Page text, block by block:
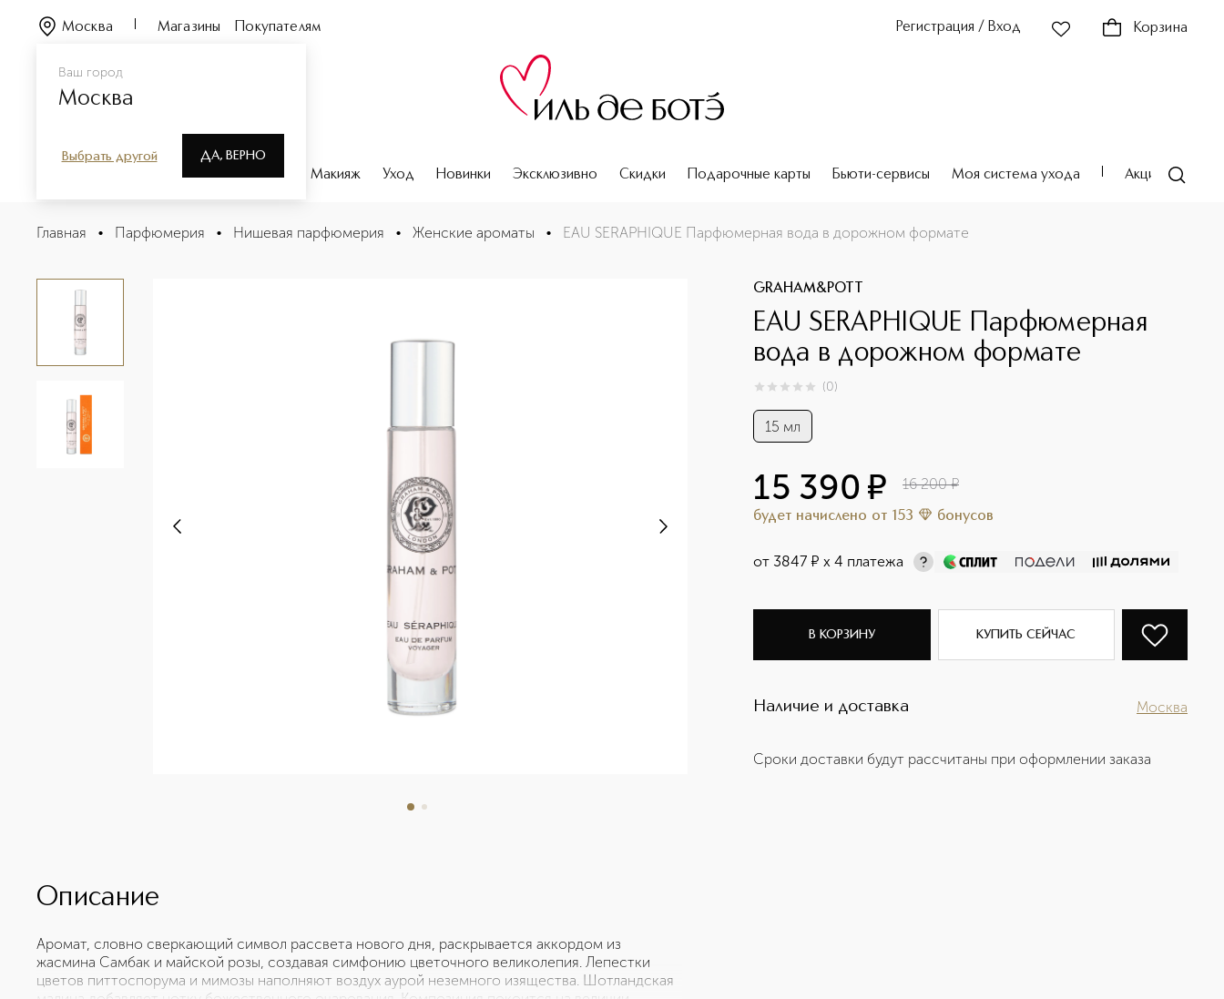
Ваш город
Москва
Выбрать другой ДА, ВЕРНО
Москва Магазины Покупателям Регистрация / Вход Корзина
Парфюмерия Макияж Уход Новинки Эксклюзивно Скидки Подарочные карты Бьюти-сервисы Моя система ухода Акции
EAU SERAPHIQUE Парфюмерная вода в дорожном формате
Описание
Главная • Парфюмерия • Нишевая парфюмерия • Женские ароматы • EAU SERAPHIQUE Парфюмерная вода в дорожном формате
GRAHAM&POTT
EAU SERAPHIQUE Парфюмерная
вода в дорожном формате
0из 0 (0)
15 мл
15 390 ¤ 16 200 ¤
будет начислено от 153 бонусов
от 3847 ¤ х 4 платежа
В КОРЗИНУ КУПИТЬ СЕЙЧАС
Наличие и доставка Москва
Сроки доставки будут рассчитаны при оформлении заказа
Описание
Аромат, словно сверкающий символ рассвета нового дня, раскрывается аккордом из
жасмина Самбак и майской розы, создавая симфонию цветочного великолепия. Лепестки
цветов питтоспорума и мимозы наполняют воздух аурой неземного изящества. Шотландская